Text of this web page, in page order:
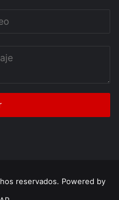
reservados. Powered by